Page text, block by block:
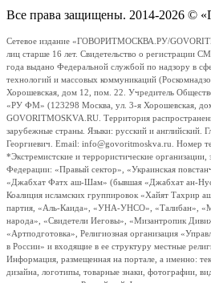
Все права защищены. 2014-2026 ©
Сетевое издание «ГОВОРИТМОСКВА.РУ/
лиц старше 16 лет. Свидетельство о регистрации
года выдано Федеральной службой по надзору в
технологий и массовых коммуникаций
Хорошевская, дом 12, пом. 22. Учредитель
«РУ ФМ» (123298 Москва, ул. 3-я Хорошевская,
GOVORITMOSKVA.RU. Территория
зарубежные страны. Языки: русский и английский.
Георгиевич. Email: info@govoritmoskva.ru. Номер
*Экстремистские и террористические организации,
Федерации: «Правый сектор», «Украинская
«Джабхат Фатх аш-Шам» (бывшая «Джабхат ан-
Коалиция исламских группировок «Хайят Тахрир
партия, «Аль-Каида», «УНА-УНСО», «Талибан»,
народа», «Свидетели Иеговы», «Мизантропик
«Артподготовка», Религиозная организация
в России» и входящие в ее структуру местные
Информация, размещенная на портале, а именно:
дизайна, логотипы, товарные знаки, фотографии,